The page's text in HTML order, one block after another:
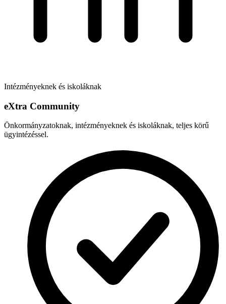
Intézményeknek és iskoláknak
eXtra Community
Önkormányzatoknak, intézményeknek és iskoláknak, teljes körű
ügyintézéssel.